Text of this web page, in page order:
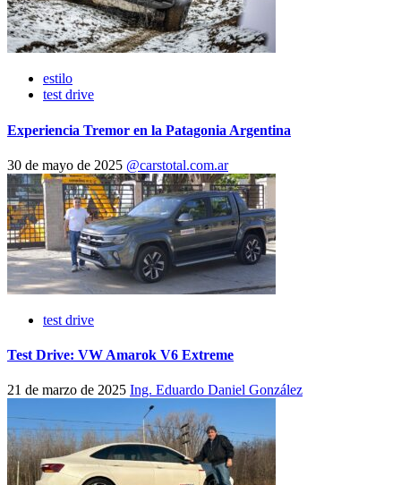
estilo
test drive
Experiencia Tremor en la Patagonia Argentina
30 de mayo de 2025 @carstotal.com.ar
test drive
Test Drive: VW Amarok V6 Extreme
21 de marzo de 2025 Ing. Eduardo Daniel González